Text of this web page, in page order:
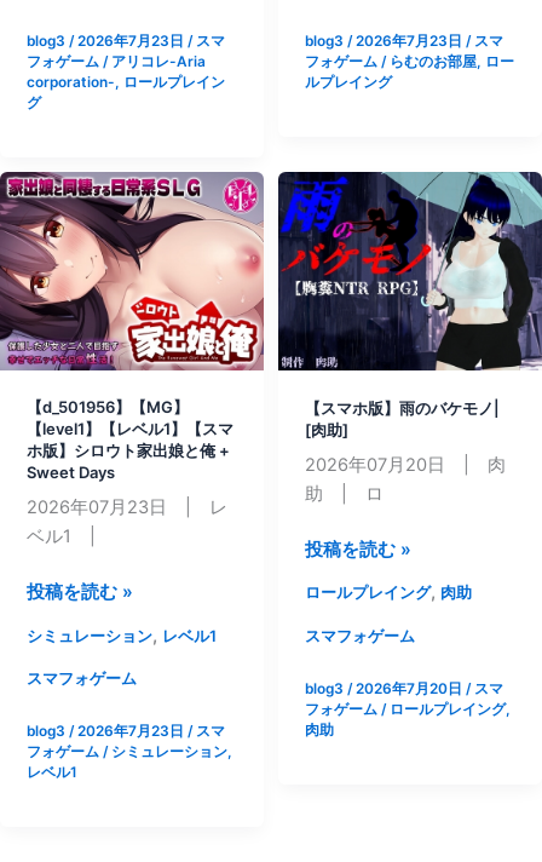
店]
服
従
プ
ム
ス
タ
ー
ズ
-
超
自
由
RPG
で
恥
辱
永
遠
令
せ
ろ-
blog3 /2026年7月23日 / スマ
フォゲーム/ アリコレ-Aria
corporation-, ロールプレイン
グ
【ス
マ
キ
ュ
バ
ト
～
色
仕
掛
け
に
堕
て
ら
れ
く
る
勇
blog3 /2026年7月23日 / スマ
フォゲーム/ らむのお部屋, ロー
ルプレイング
【d_501956】【MG】
【level1】【レベル1】【スマ
ホ版】シロウト家出娘と俺 +
Sweet Days
2026年07月23日 | レ
ベル1 |
【d_501956】
【level1】
【レ
ル
1】
投稿を読む »
シミュレーション, レベル1
スマフォゲーム
blog3 /2026年7月23日 / スマ
フォゲーム/ シミュレーション,
レベル1
【スマホ版】雨のバケモノ|
[肉助]
2026年07月20日 | 肉
助 | ロ
【ス
ホ
版】
の
バ
投稿を読む »
ロールプレイング, 肉助
スマフォゲーム
blog3 /2026年7月20日 / スマ
フォゲーム / ロールプレイング,
肉助